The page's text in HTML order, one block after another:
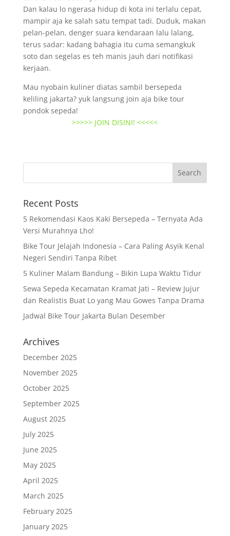
Dan kalau lo ngerasa hidup di kota ini terlalu cepat,
mampir aja ke salah satu tempat tadi. Duduk, makan
pelan-pelan, denger suara kendaraan lalu lalang,
terus sadar: kadang bahagia itu cuma semangkuk
soto dan segelas es teh manis jauh dari notifikasi
kerjaan.
Mau nyobain kuliner diatas sambil bersepeda
keliling jakarta? yuk langsung join aja bike tour
pondok sepeda!
>>>>> JOIN DISINI! <<<<<
Recent Posts
5 Rekomendasi Kaos Kaki Bersepeda – Ternyata Ada
Versi Murahnya Lho!
Bike Tour Jelajah Indonesia – Cara Paling Asyik Kenal
Negeri Sendiri Tanpa Ribet
5 Kuliner Malam Bandung – Bikin Lupa Waktu Tidur
Sewa Sepeda Kecamatan Kramat Jati – Review Jujur
dan Realistis Buat Lo yang Mau Gowes Tanpa Drama
Jadwal Bike Tour Jakarta Bulan Desember
Archives
December 2025
November 2025
October 2025
September 2025
August 2025
July 2025
June 2025
May 2025
April 2025
March 2025
February 2025
January 2025